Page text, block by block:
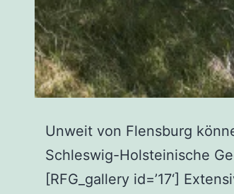
Unweit von Flensburg
Schleswig-Holsteinische
[RFG_gallery id=’17‘]